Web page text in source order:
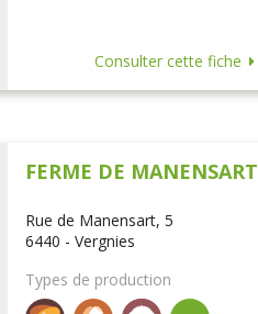
Consulter cette fiche
FERME DE MANENSART
Rue de Manensart, 5
6440 - Vergnies
Types de production